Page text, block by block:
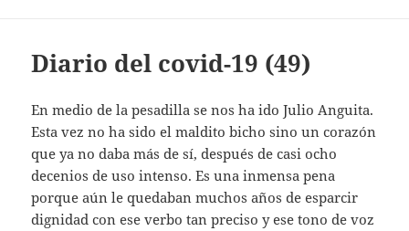
Diario del covid-19 (49)
En medio de la pesadilla se nos ha ido Julio Anguita.
Esta vez no ha sido el maldito bicho sino un corazón
que ya no daba más de sí, después de casi ocho
decenios de uso intenso. Es una inmensa pena
porque aún le quedaban muchos años de esparcir
dignidad con ese verbo tan preciso y ese tono de voz